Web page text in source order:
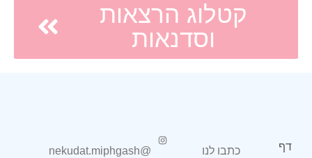
קטלוג הרצאות
וסדנאות
דף
כתבו לנו @nekudat.miphgash